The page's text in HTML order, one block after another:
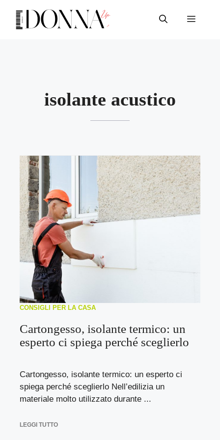
contenuto
Menu
isolante acustico
CONSIGLI PER LA CASA
Cartongesso, isolante termico: un
esperto ci spiega perché sceglierlo
Cartongesso, isolante termico: un esperto ci
spiega perché sceglierlo Nell’edilizia un
materiale molto utilizzato durante ...
LEGGI TUTTO